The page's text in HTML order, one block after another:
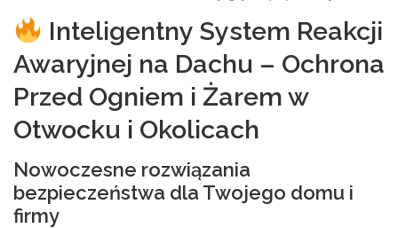
Inteligentny System Reakcji
Awaryjnej na Dachu – Ochrona
Przed Ogniem i Żarem w
Otwocku i Okolicach
Nowoczesne rozwiązania
bezpieczeństwa dla Twojego domu i
firmy